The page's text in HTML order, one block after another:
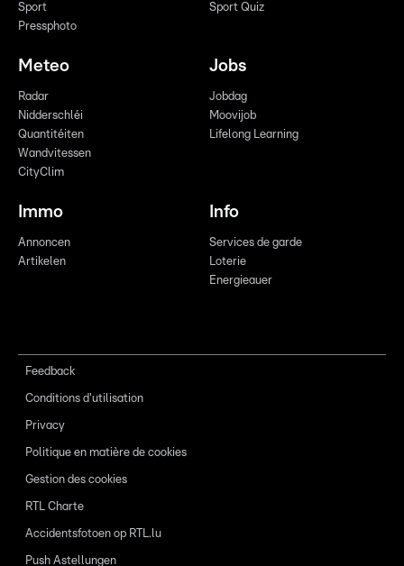
Sport
Pressphoto
Sport Quiz
Meteo
Radar
Nidderschléi
Quantitéiten
Wandvitessen
CityClim
Jobs
Jobdag
Moovijob
Lifelong Learning
Immo
Annoncen
Artikelen
Info
Services de garde
Loterie
Energieauer
Feedback
Conditions d'utilisation
Privacy
Politique en matière de cookies
Gestion des cookies
RTL Charte
Accidentsfotoen op RTL.lu
Push Astellungen